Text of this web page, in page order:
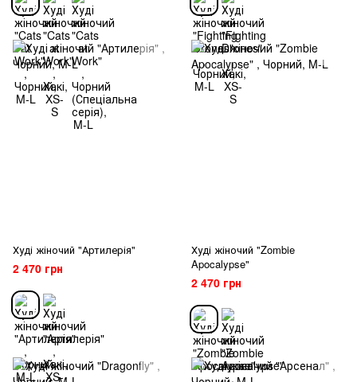
Худі жіночий "Артилерія"
2 470 грн
Худі жіночий "Zombie
Apocalypse"
2 470 грн